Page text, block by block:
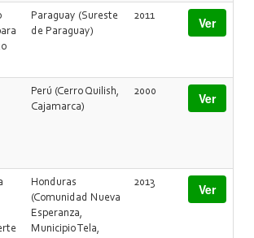
Paraguay (Sureste
de Paraguay)
2011 Ver
Perú (Cerro Quilish,
Cajamarca)
2000 Ver
Honduras
(Comunidad Nueva
Esperanza,
Municipio Tela,
2013 Ver